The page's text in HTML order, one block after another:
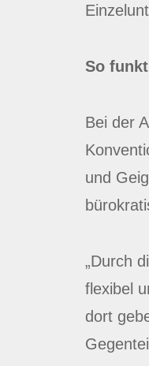
So
Bei der
und
„Durch
flexibel
dort